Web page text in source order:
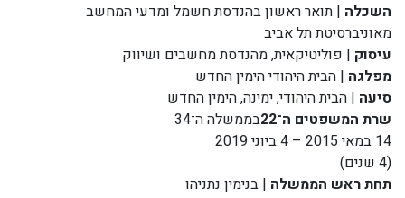
השכלה | תואר ראשון בהנדסת חשמל ומדעי המחשב
מאוניברסיטת תל אביב
עיסוק | פוליטיקאית, מהנדסת מחשבים ושיווק
מפלגה | הבית היהודי הימין החדש
סיעה | הבית היהודי, ימינה, הימין החדש
שרת המשפטים ה־22
בממשלה ה־34
14 במאי 2015 – 4 ביוני 2019
(4 שנים)
תחת ראש הממשלה | בנימין נתניהו